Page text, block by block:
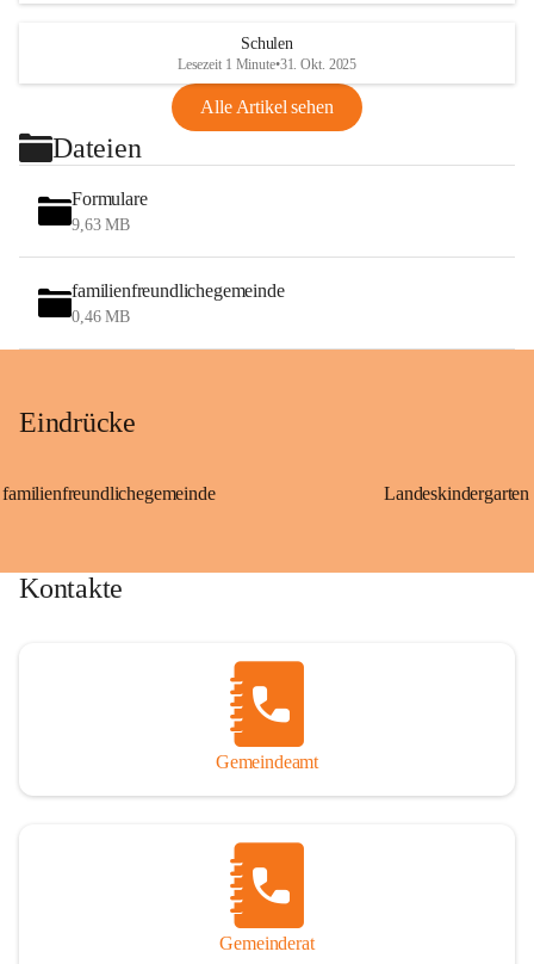
Schulen
Lesezeit 1 Minute•31. Okt. 2025
Alle Artikel sehen
Dateien
Formulare
9,63 MB
familienfreundlichegemeinde
0,46 MB
Eindrücke
familienfreundlichegemeinde
Kontakte
Gemeindeamt
Gemeinderat